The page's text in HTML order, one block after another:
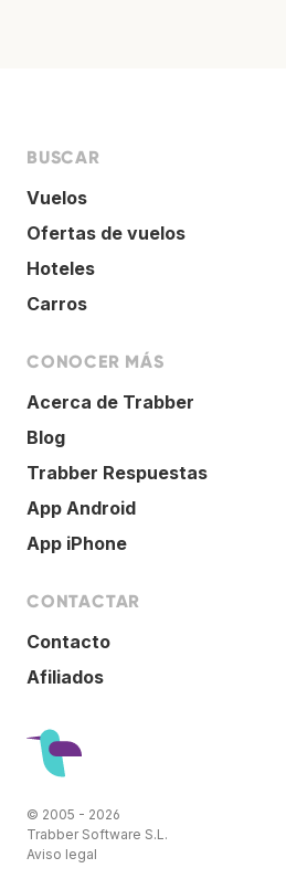
BUSCAR
Vuelos
Ofertas de vuelos
Hoteles
Carros
CONOCER MÁS
Acerca de Trabber
Blog
Trabber Respuestas
App Android
App iPhone
CONTACTAR
Contacto
Afiliados
© 2005 - 2026
Trabber Software S.L.
Aviso legal